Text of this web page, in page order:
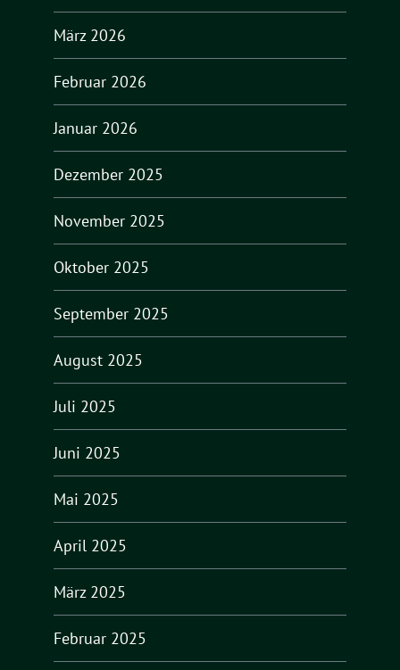
März 2026
Februar 2026
Januar 2026
Dezember 2025
November 2025
Oktober 2025
September 2025
August 2025
Juli 2025
Juni 2025
Mai 2025
April 2025
März 2025
Februar 2025